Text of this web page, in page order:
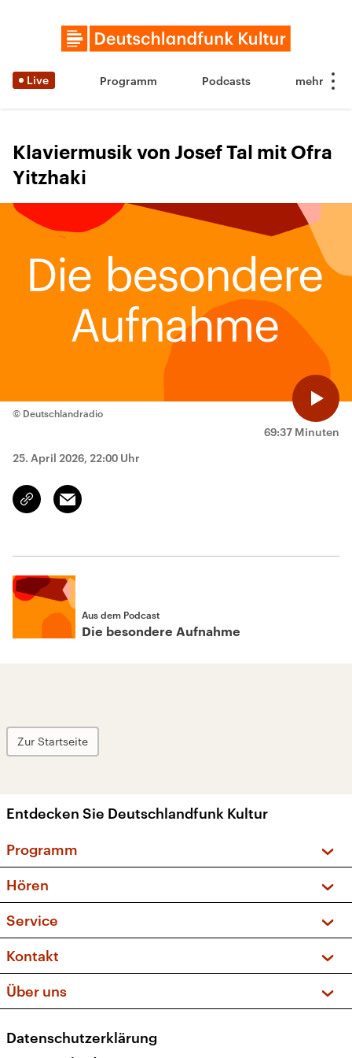
Live Programm Podcasts
Klaviermusik von Josef Tal mit Ofra
Yitzhaki
69:37 Minuten
© Deutschlandradio
25. April 2026, 22:00 Uhr
Link
kopieren/teilen
Email
Aus dem Podcast
Die besondere Aufnahme
Zur Startseite
Entdecken Sie Deutschlandfunk Kultur
Programm
Sendungen und Podcasts
Musikliste
Kakadu – Das Kinderprogramm
Hören
Frequenzen (UKW + DAB+)
Service
FAQ
Apps
Newsletter
Veranstaltungen
Kontakt
Social Media
Über uns
Presse
Datenschutzerklärung